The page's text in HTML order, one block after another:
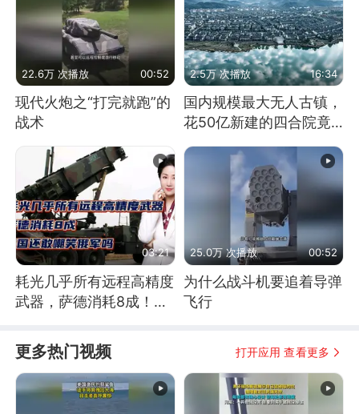
22.6万 次播放 00:52
现代火炮之“打完就跑”的
战术
2.5万 次播放 16:34
国内规模最大无人古镇，
花50亿新建的四合院竟
03:21
耗光几乎所有远程高精度
武器，萨德消耗8成！美
25.0万 次播放 00:52
为什么战斗机要追着导弹
飞行
更多热门视频 打开应用 查看更多